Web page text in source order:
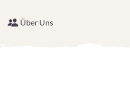
Über Uns